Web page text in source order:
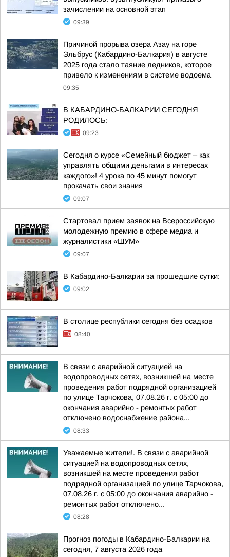
зачислении на основной этап
09:39
Причиной прорыва озера Азау на горе
Эльбрус (Кабардино-Балкария) в августе
2025 года стало таяние ледников, которое
привело к изменениям в системе водоема
09:35
В КАБАРДИНО-БАЛКАРИИ СЕГОДНЯ
РОДИЛОСЬ:
09:23
Сегодня о курсе «Семейный бюджет – как
управлять общими деньгами в интересах
каждого»! 4 урока по 45 минут помогут
прокачать свои знания
09:07
Стартовал прием заявок на Всероссийскую
молодежную премию в сфере медиа и
журналистики «ШУМ»
09:07
В Кабардино-Балкарии за прошедшие сутки:
09:02
В столице республики сегодня без осадков
08:40
В связи с аварийной ситуацией на
водопроводных сетях, возникшей на месте
проведения работ подрядной организацией
по улице Тарчокова, 07.08.26 г. с 05:00 до
окончания аварийно - ремонтых работ
отключено водоснабжение района...
08:33
Уважаемые жители!. В связи с аварийной
ситуацией на водопроводных сетях,
возникшей на месте проведения работ
подрядной организацией по улице Тарчокова,
07.08.26 г. с 05:00 до окончания аварийно -
ремонтых работ отключено...
08:28
Прогноз погоды в Кабардино-Балкарии на
сегодня, 7 августа 2026 года